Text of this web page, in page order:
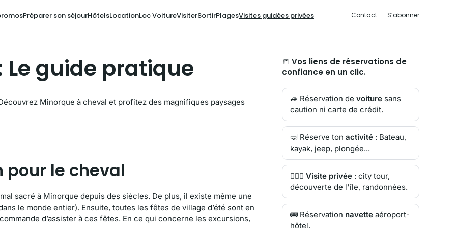
Préparer son séjourHôtelsLocationLoc VoitureVisiterSortirPlagesVisites guidées privées Contact S’abonner
guide pratique
Minorque à cheval et profitez des magnifiques paysages
pour le cheval
sacré à Minorque depuis des siècles. De plus, il existe même une
le monde entier). Ensuite, toutes les fêtes de village d’été sont en
d’assister à ces fêtes. En ce qui concerne les excursions,
📒 Vos liens de réservations de
confiance en un clic.
🚙 Réservation de voiture sans
caution ni carte de crédit.
🤿 Réserve ton activité : Bateau,
kayak, jeep, plongée...
🙋🏻‍♂️ Visite privée : city tour,
découverte de l'île, randonnées.
🚌 Réservation navette aéroport-
hôtel.